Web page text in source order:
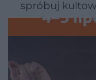
spróbuj
Wawelu